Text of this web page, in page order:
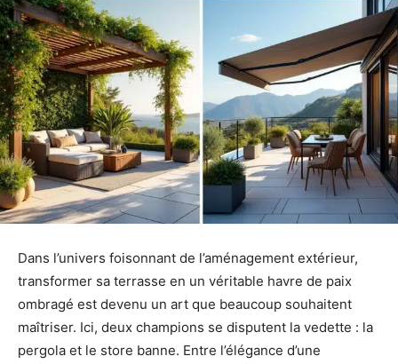
Dans l’univers foisonnant de l’aménagement extérieur,
transformer sa terrasse en un véritable havre de paix
ombragé est devenu un art que beaucoup souhaitent
maîtriser. Ici, deux champions se disputent la vedette : la
pergola et le store banne. Entre l’élégance d’une